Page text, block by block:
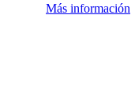
Más información